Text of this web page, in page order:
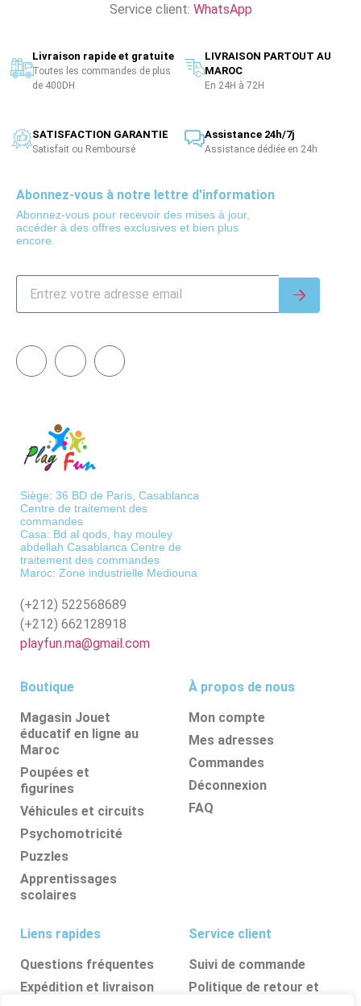
Service client: WhatsApp
Livraison rapide et gratuite
Toutes les commandes de plus
de 400DH
LIVRAISON PARTOUT AU
MAROC
En 24H à 72H
SATISFACTION GARANTIE
Satisfait ou Remboursé
Assistance 24h/7j
Assistance dédiée en 24h
Abonnez-vous à notre lettre d'information
Abonnez-vous pour recevoir des mises à jour,
accéder à des offres exclusives et bien plus
encore.
Siège: 36 BD de Paris, Casablanca
Centre de traitement des
commandes
Casa: Bd al qods, hay mouley
abdellah Casablanca Centre de
traitement des commandes
Maroc: Zone industrielle Mediouna
(+212) 522568689
(+212) 662128918
playfun.ma@gmail.com
Boutique
Magasin Jouet
éducatif en ligne au
Maroc
Poupées et
figurines
Véhicules et circuits
Psychomotricité
Puzzles
Apprentissages
scolaires
À propos de nous
Mon compte
Mes adresses
Commandes
Déconnexion
FAQ
Liens rapides
Questions fréquentes
Expédition et livraison
Service client
Suivi de commande
Politique de retour et